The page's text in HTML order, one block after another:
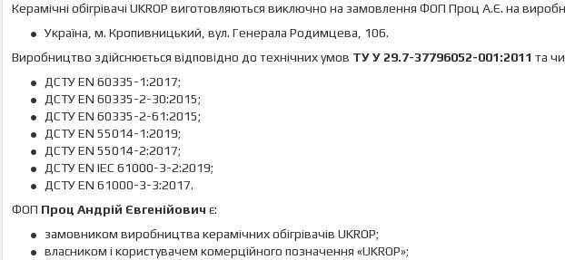
Керамічні обігрівачі UKROP виготовляються виключно на замовлення ФОП Проц А.Є. на
Україна, м. Кропивницький, вул. Генерала Родимцева, 106.
Виробництво здійснюється відповідно до технічних умов ТУ У 29.7-37796052-001:2011 та
ДСТУ EN 60335-1:2017;
ДСТУ EN 60335-2-30:2015;
ДСТУ EN 60335-2-61:2015;
ДСТУ EN 55014-1:2019;
ДСТУ EN 55014-2:2017;
ДСТУ EN IEC 61000-3-2:2019;
ДСТУ EN 61000-3-3:2017.
ФОП Проц Андрій Євгенійович є:
замовником виробництва керамічних обігрівачів UKROP;
власником і користувачем комерційного позначення «UKROP»;